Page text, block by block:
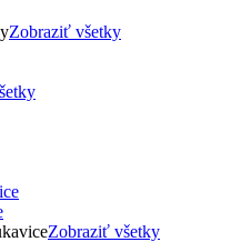
Zobraziť všetky
Zobraziť všetky